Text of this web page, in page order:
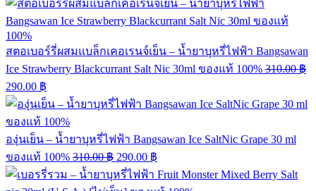
สตอเบอร์รี่ผสมแบล็กเคอเรนจ์เย็น – น้ำยาบุหรี่ไฟฟ้า Bangsawan
Ice Strawberry Blackcurrant Salt Nic 30ml ของแท้ 100% 310.00฿
290.00 ฿
องุ่นเย็น – น้ำยาบุหรี่ไฟฟ้า Bangsawan Ice SaltNic Grape 30 ml
ของแท้ 100% 310.00฿ 290.00 ฿